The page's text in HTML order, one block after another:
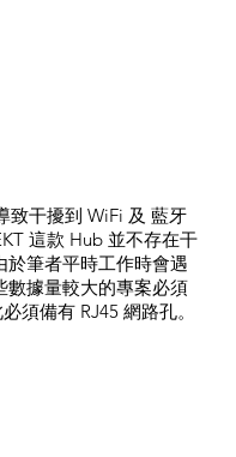
致干擾到 WiFi 及 藍牙
這款 Hub 並不存在干
筆者平時工作時會遇
數據量較大的專案必須
須備有 RJ45 網路孔。